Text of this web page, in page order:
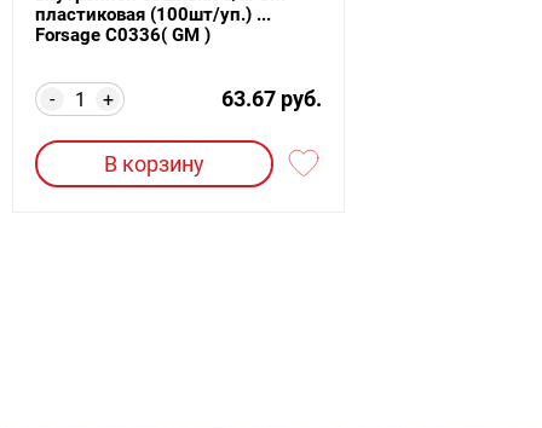
пластиковая (100шт/уп.) ...
Forsage C0336( GM )
+
- 63.67 руб.
В корзину